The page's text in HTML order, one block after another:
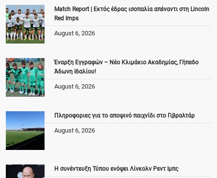
Match Report | Εκτός έδρας ισοπαλία απέναντι στη Lincoln
Red Imps
August 6, 2026
Έναρξη Εγγραφών – Νέο Κλιμάκιο Ακαδημίας, Γήπεδο
Άδωνη Ιδαλίου!
August 6, 2026
Πληροφοριες για το αποψινό παιχνίδι στο Γιβραλτάρ
August 6, 2026
Η συνέντευξη Τύπου ενόψει Λίνκολν Ρεντ Ιμπς